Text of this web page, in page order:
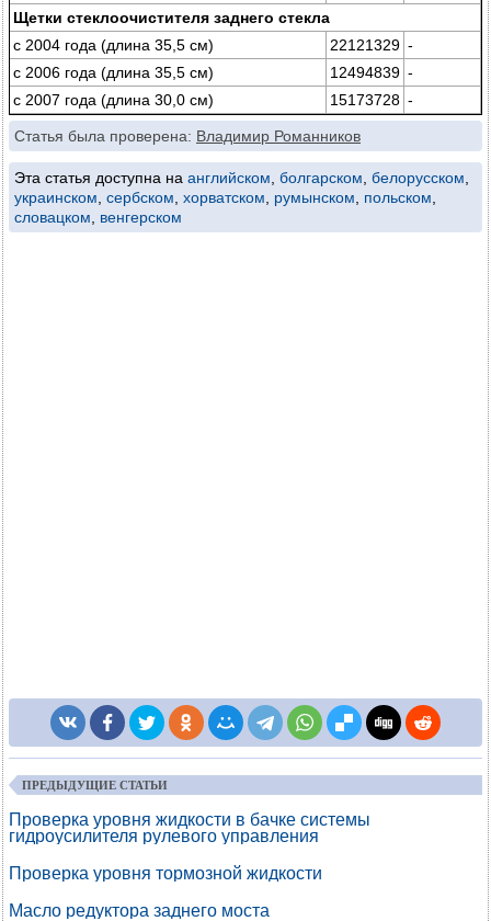
Щетки стеклоочистителя заднего стекла
с 2004 года (длина 35,5 см)
22121329 -
с 2006 года (длина 35,5 см)
12494839 -
с 2007 года (длина 30,0 см)
15173728 -
Статья была проверена: Владимир Романников
Эта статья доступна на английском болгарском белорусском
украинском сербском хорватском румынском польском
словацком
венгерском
ПРЕДЫДУЩИЕ СТАТЬИ
Проверка уровня жидкости в бачке системы
гидроусилителя рулевого управления
Проверка уровня тормозной жидкости
Масло редуктора заднего моста